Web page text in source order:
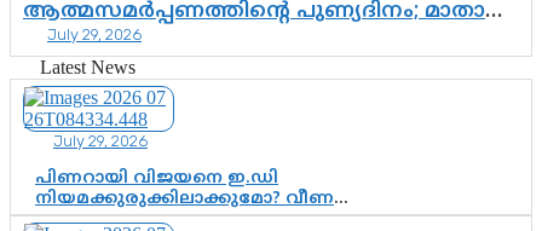
ആത്മസമർപ്പണത്തിന്റെ പുണ്യദിനം; മാതാ
അമൃതാനന്ദമയി മഠത്തിൽ ഭക്തിസാന്ദ്രമായി
ഗുരുപൂർണിമ ആഘോഷം
July 29, 2026
Latest News
July 29, 2026
പിണറായി വിജയനെ ഇ.ഡി
നിയമക്കുരുക്കിലാക്കുമോ? വീണ
വിജയൻ മാപ്പുസാക്ഷിയാകുമോ?